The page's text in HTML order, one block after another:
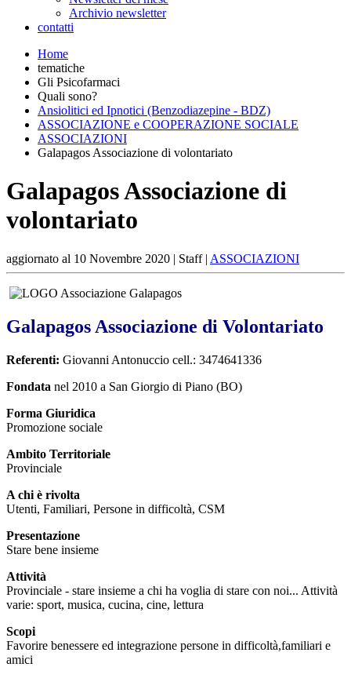
Archivio newsletter
contatti
Home
tematiche
Gli Psicofarmaci
Quali sono?
Ansiolitici ed Ipnotici (Benzodiazepine - BDZ)
ASSOCIAZIONE e COOPERAZIONE SOCIALE
ASSOCIAZIONI
Galapagos Associazione di volontariato
Galapagos Associazione di
volontariato
aggiornato al 10 Novembre 2020 | Staff | ASSOCIAZIONI
Galapagos Associazione di Volontariato
Referenti: Giovanni Antonuccio cell.: 3474641336
Fondata nel 2010 a San Giorgio di Piano (BO)
Forma Giuridica
Promozione sociale
Ambito Territoriale
Provinciale
A chi è rivolta
Utenti, Familiari, Persone in difficoltà, CSM
Presentazione
Stare bene insieme
Attività
Provinciale - stare insieme a chi ha voglia di stare con noi... Attività
varie: sport, musica, cucina, cine, lettura
Scopi
Favorire benessere ed integrazione persone in difficoltà,familiari e
amici